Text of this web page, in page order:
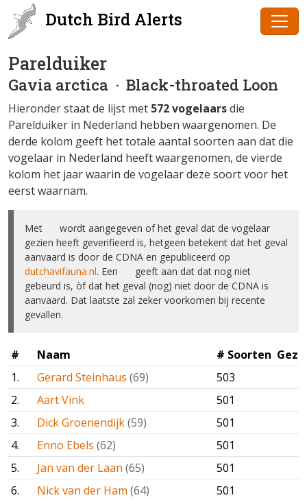
Dutch Bird Alerts
Parelduiker
Gavia arctica · Black-throated Loon
Hieronder staat de lijst met 572 vogelaarsdie
Parelduiker in Nederland hebben waargenomen. De
derde kolom geeft het totale aantal soorten aan dat die
vogelaar in Nederland heeft waargenomen, de vierde
kolom het jaar waarin de vogelaar deze soort voor het
eerst waarnam.
Met ✅ wordt aangegeven of het geval dat de vogelaar
gezien heeft geverifieerd is, hetgeen betekent dat het geval
aanvaard is door de CDNA en gepubliceerd op
dutchavifauna.nl. Een ❌ geeft aan dat dat nog niet
gebeurd is, òf dat het geval (nog) niet door de CDNA is
aanvaard. Dat laatste zal zeker voorkomen bij recente
gevallen.
# Naam # Soorten
1.
Gerard Steinhaus (69)
503
2.
Aart Vink
501
3.
Dick Groenendijk(59)
501
4.
Enno Ebels (62)
501
5.
Jan van der Laan (65)
501
6.
Nick van der Ham (64)
501